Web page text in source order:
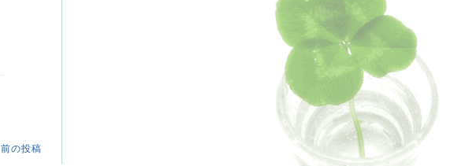
前の投稿